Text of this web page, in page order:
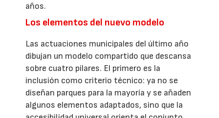
años.
Los elementos del nuevo modelo
Las actuaciones municipales del último año
dibujan un modelo compartido que descansa
sobre cuatro pilares. El primero es la
inclusión como criterio técnico: ya no se
diseñan parques para la mayoría y se añaden
algunos elementos adaptados, sino que la